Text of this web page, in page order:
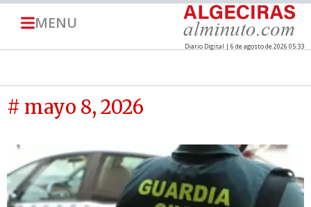
MENU
Diario Digital | 6 de agosto de 2026 05:33
# mayo 8, 2026